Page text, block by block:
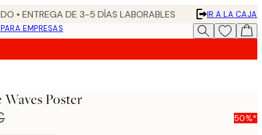
• ENTREGA DE 3-5 DÍAS LABORABLES
IR A LA CAJA
PARA EMPRESAS
Poster
50%*